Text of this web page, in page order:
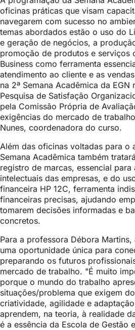
oficinas práticas que visam
navegarem com sucesso no
temas abordados estão o uso do
e geração de negócios, a
promoção de produtos e serviços
Business como ferramenta
atendimento ao cliente e as
na 2ª Semana Acadêmica da
Pesquisa de Satisfação
pela Comissão Própria de
exigências do mercado de
Nunes, coordenadora do curso.
Além das oficinas voltadas para o
Semana Acadêmica também
registro de marcas, essencial
intelectuais das empresas, e do
financeira HP 12C, ferramenta
financeiras precisas, ajudando
tomarem decisões informadas e
concretos.
Para a professora Débora
uma oportunidade única para
preparando os futuros
mercado de trabalho. "É muito
porque o mundo do trabalho
situações/problema que exigem
criatividade, agilidade e
aprendem, na teoria, à realidade
é a essência da Escola de Gestão